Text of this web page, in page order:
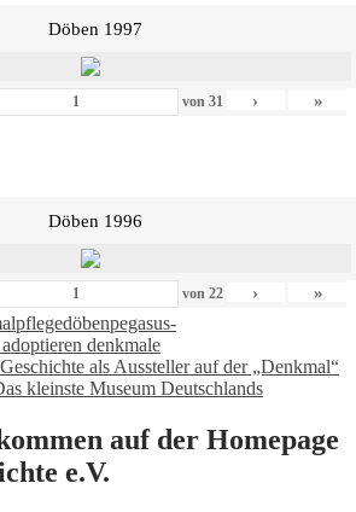
Döben 1997
von 31 › »
Döben 1996
von 22 › »
döbenpegasus-
denkmale
als Aussteller auf der „Denkmal“
kleinste Museum Deutschlands
auf der Homepage
e.V.